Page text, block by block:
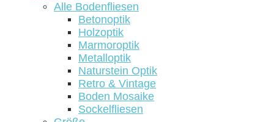
Alle Bodenfliesen
Betonoptik
Holzoptik
Marmoroptik
Metalloptik
Naturstein Optik
Retro & Vintage
Boden Mosaike
Sockelfliesen